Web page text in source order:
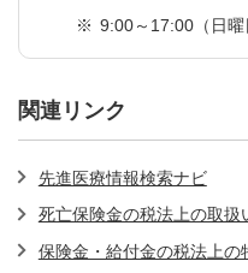
※ 9:00～17:00（日曜
関連リンク
先進医療情報検索ナビ
死亡保険金の税法上の取扱
保険金・給付金の税法上の